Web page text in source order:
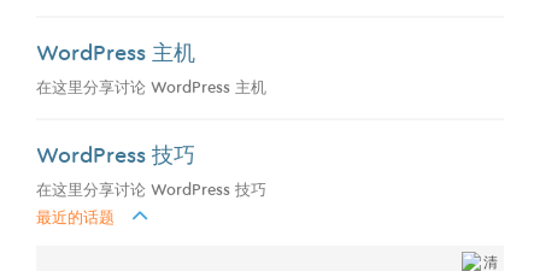
WordPress 主机
在这里分享讨论 WordPress 主机
WordPress 技巧
在这里分享讨论 WordPress 技巧
最近的话题